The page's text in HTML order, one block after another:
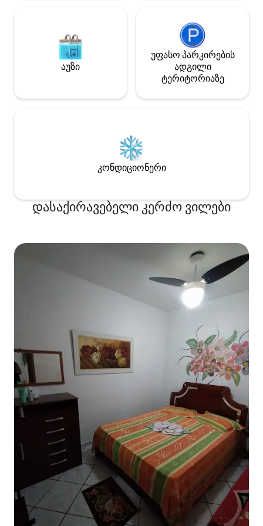
აუზი
უფასო პარკირების
ადგილი
ტერიტორიაზე
კონდიციონერი
დასაქირავებელი კერძო ვილები